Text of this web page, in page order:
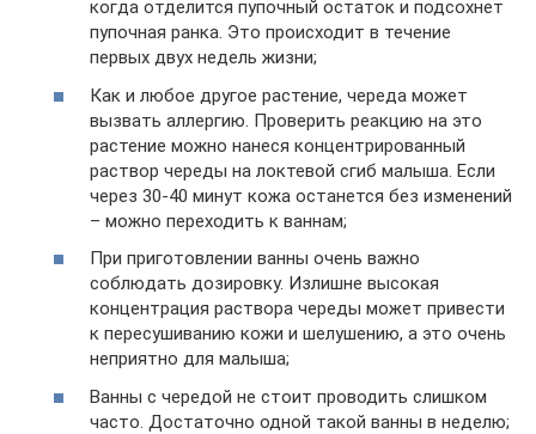
когда отделится пупочный остаток и подсохнет
пупочная ранка. Это происходит в течение
первых двух недель жизни;
Как и любое другое растение, череда может
вызвать аллергию. Проверить реакцию на это
растение можно нанеся концентрированный
раствор череды на локтевой сгиб малыша. Если
через 30-40 минут кожа останется без изменений
– можно переходить к ваннам;
При приготовлении ванны очень важно
соблюдать дозировку. Излишне высокая
концентрация раствора череды может привести
к пересушиванию кожи и шелушению, а это очень
неприятно для малыша;
Ванны с чередой не стоит проводить слишком
часто. Достаточно одной такой ванны в неделю;